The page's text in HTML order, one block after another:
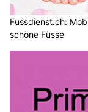
Fussdienst.ch:
schöne Füsse